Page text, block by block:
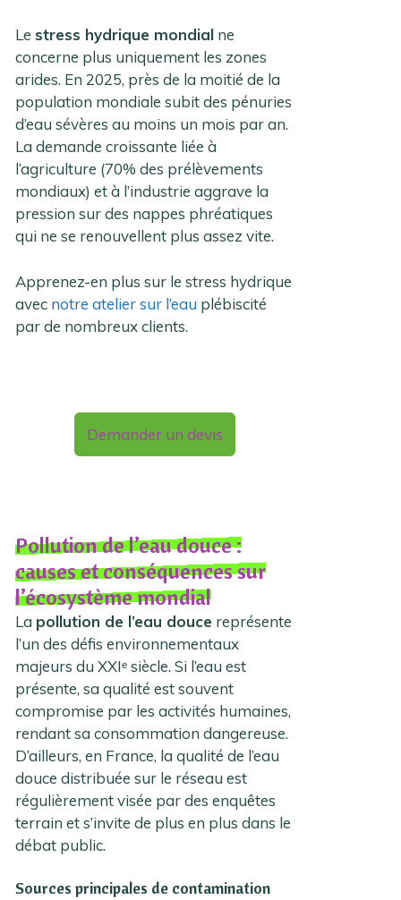
Lestress hydrique mondial ne
concerne plus uniquement les zones
arides. En 2025, près de la moitié de la
population mondiale subit des pénuries
d’eau sévères au moins un mois par an.
La demande croissante liée à
l’agriculture (70% des prélèvements
mondiaux) et à l’industrie aggrave la
pression sur des nappes phréatiques
qui ne se renouvellent plus assez vite.
Apprenez-en plus sur le stress hydrique
avec notre atelier sur l’eau plébiscité
par de nombreux clients.
Demander un devis
Pollution de l’eau douce :
causes et conséquences sur
l’écosystème mondial
La pollution de l’eau douce représente
l’un des défis environnementaux
majeurs du XXIᵉ siècle. Si l’eau est
présente, sa qualité est souvent
compromise par les activités humaines,
rendant sa consommation dangereuse.
D’ailleurs, en France, la qualité de l’eau
douce distribuée sur le réseau est
régulièrement visée par des enquêtes
terrain et s’invite de plus en plus dans le
débat public.
Sources principales de contamination